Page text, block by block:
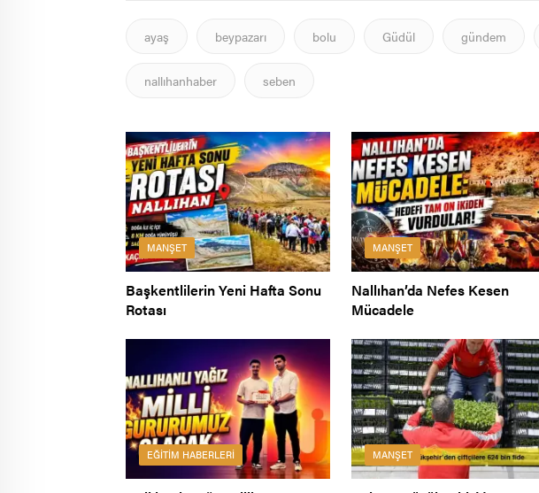
ayaş beypazarı bolu Güdül gündem
nallıhanhaber seben
MANŞET
Başkentlilerin Yeni Hafta Sonu
Rotası
MANŞET
Nallıhan’da Nefes Kesen
Mücadele
EĞITIM HABERLERI MANŞET